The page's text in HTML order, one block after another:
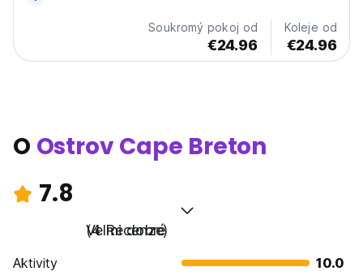
Soukromý pokoj od
€24.96
Koleje od
€24.96
O Ostrov Cape Breton
7.8
Velmi dobré
(4 Recenze)
Aktivity
10.0